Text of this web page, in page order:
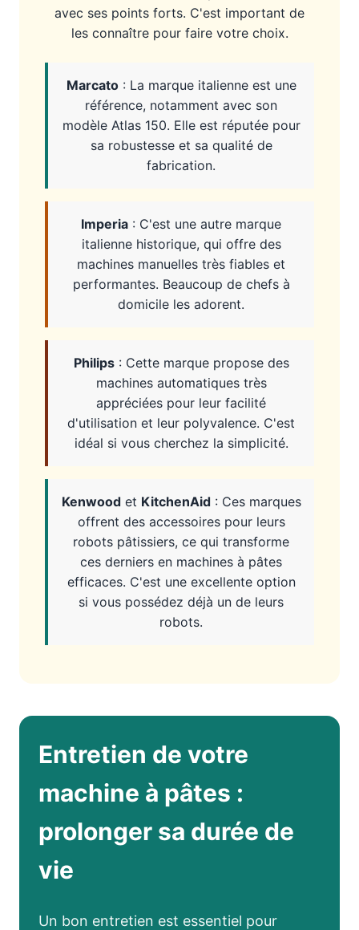
avec ses points forts. C'est important de
les connaître pour faire votre choix.
Marcato: La marque italienne est une
référence, notamment avec son
modèle Atlas 150. Elle est réputée pour
sa robustesse et sa qualité de
fabrication.
Imperia : C'est une autre marque
italienne historique, qui offre des
machines manuelles très fiables et
performantes. Beaucoup de chefs à
domicile les adorent.
Philips: Cette marque propose des
machines automatiques très
appréciées pour leur facilité
d'utilisation et leur polyvalence. C'est
idéal si vous cherchez la simplicité.
Kenwoodet KitchenAid: Ces marques
offrent des accessoires pour leurs
robots pâtissiers, ce qui transforme
ces derniers en machines à pâtes
efficaces. C'est une excellente option
si vous possédez déjà un de leurs
robots.
Entretien de votre
machine à pâtes :
prolonger sa durée de
vie
Un bon entretien est essentiel pour